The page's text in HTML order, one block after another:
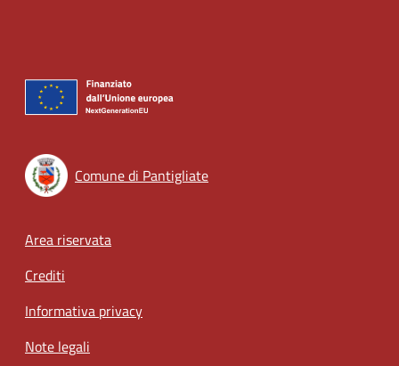
Comune di Pantigliate
Footer menu
Area riservata
Crediti
Informativa privacy
Note legali